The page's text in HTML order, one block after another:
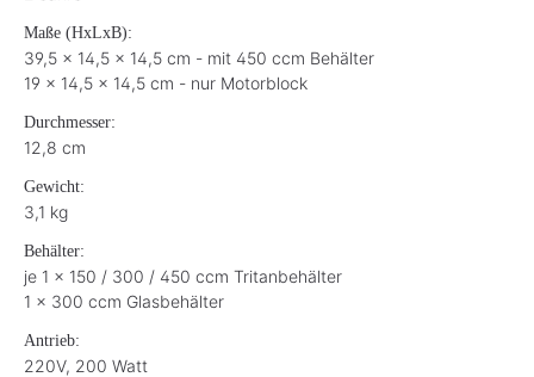
Maße (HxLxB):
39,5 x 14,5 x 14,5 cm - mit 450 ccm Behälter
19 x 14,5 x 14,5 cm - nur Motorblock
Durchmesser:
12,8 cm
Gewicht:
3,1 kg
Behälter:
je 1 x 150 / 300 / 450 ccm Tritanbehälter
1 x 300 ccm Glasbehälter
Antrieb:
220V, 200 Watt